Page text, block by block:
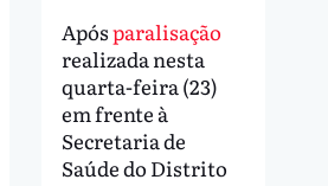
Apósparalisação
realizada nesta
quarta-feira (23)
em frente à
Secretaria de
Saúde do Distrito